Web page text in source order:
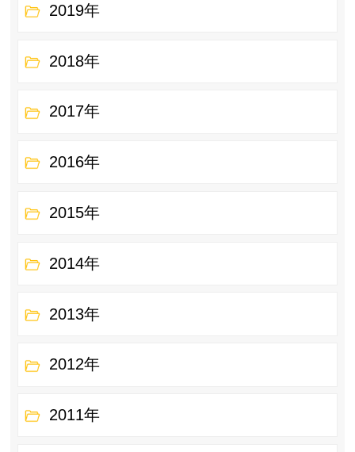
2019年
2018年
2017年
2016年
2015年
2014年
2013年
2012年
2011年